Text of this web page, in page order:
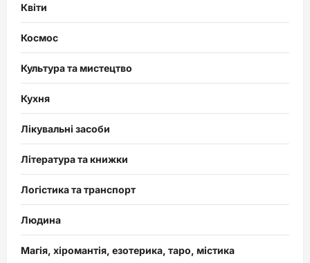
Квіти
Космос
Культура та мистецтво
Кухня
Лікувальні засоби
Література та книжки
Логістика та транспорт
Людина
Магія, хіромантія, езотерика, таро, містика